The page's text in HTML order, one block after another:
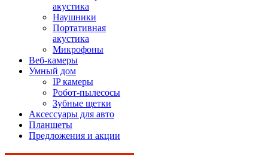
акустика
Наушники
Портативная
акустика
Микрофоны
Веб-камеры
Умный дом
IP камеры
Робот-пылесосы
Зубные щетки
Аксессуары для авто
Планшеты
Предложения и акции